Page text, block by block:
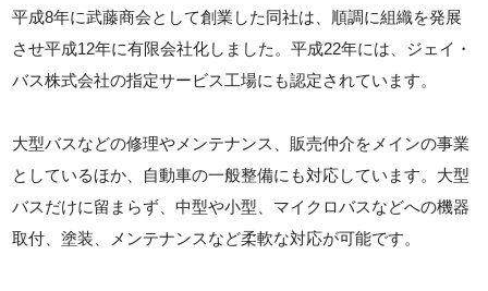
平成8年に武藤商会として創業した同社は、順調に組織を発展
させ平成12年に有限会社化しました。平成22年には、ジェイ・
バス株式会社の指定サービス工場にも認定されています。
大型バスなどの修理やメンテナンス、販売仲介をメインの事業
としているほか、自動車の一般整備にも対応しています。大型
バスだけに留まらず、中型や小型、マイクロバスなどへの機器
取付、塗装、メンテナンスなど柔軟な対応が可能です。